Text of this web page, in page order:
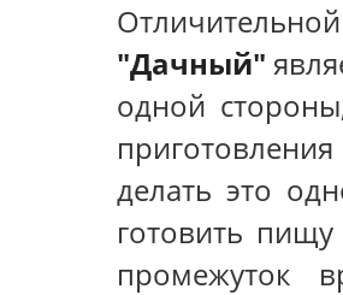
"Дачный"
одной
делать это
готовить
промежуток